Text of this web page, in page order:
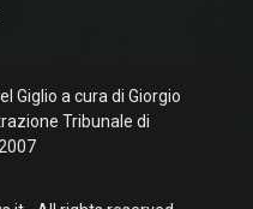
Giglio a cura di Giorgio
Tribunale di